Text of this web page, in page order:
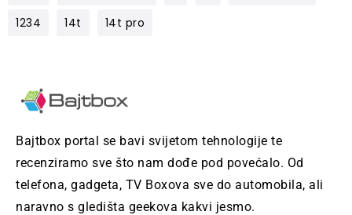
1234
14t 14t pro
Bajtbox portal se bavi svijetom tehnologije te
recenziramo sve što nam dođe pod povećalo. Od
telefona, gadgeta, TV Boxova sve do automobila, ali
naravno s gledišta geekova kakvi jesmo.